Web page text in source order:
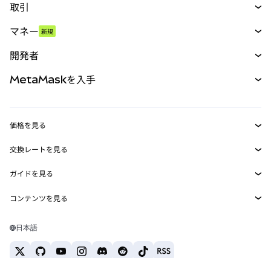
取引
パーペチュアル
RWA
マネー 新規
開発者
MetaMask Connect
Snaps
Web3サービス
MetaMaskを入手
セキュリティ
サポート
キャリア
お問い合わせ
価格を見る
イーサリアムの価格
Solanaの価格
Tetherの価格
交換レートを見る
ETH→USD
USDT→INR
BTC→INR
ETH→USDT
ガイドを見る
ETHの購入
コンテンツを見る
Solanaウォレット
日本語